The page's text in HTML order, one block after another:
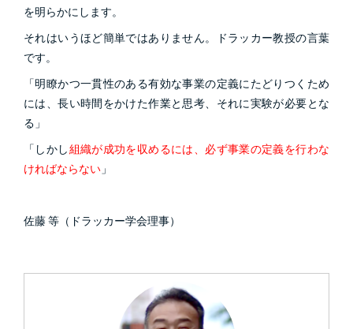
を明らかにします。
それはいうほど簡単ではありません。ドラッカー教授の言葉
です。
「明瞭かつ一貫性のある有効な事業の定義にたどりつくため
には、長い時間をかけた作業と思考、それに実験が必要とな
る」
「しかし組織が成功を収めるには、必ず事業の定義を行わな
ければならない 」
佐藤 等（ドラッカー学会理事）